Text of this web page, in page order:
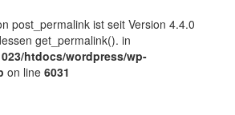
post_permalink ist seit Version 4.4.0
get_permalink(). in
htdocs/wordpress/wp-
on line 6031